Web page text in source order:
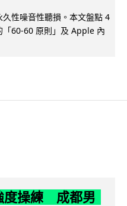
性噪音性聽損。本文盤點 4
「60-60 原則」及 Apple 內
度操練 成都男